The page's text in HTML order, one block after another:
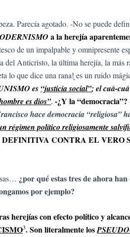
Parecía agotado. -No se puede
a la herejía
de un impalpable y omnipresente
Anticristo, la última herejía, la más
lo que dice una rana!͙ es un ruido
es “justicia social”; el cuá-
es dios”. -¿Y la
hace democracia “religiosa”
régimen político religiosamente
DEFINITIVA CONTRA EL
¿por qué estas tres de ahora
por ejemplo?
herejías con efecto político y
3. Son literalmente los